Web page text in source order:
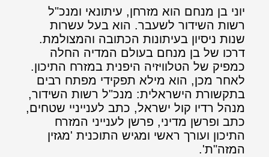
יוני בן מנחם הוא מזרחן, עיתונאי ומנכ"ל
רשות השידור לשעבר. הוא בעל עשרות
שנות ניסיון בעיתונות הכתובה והמצולמת.
דרכו של בן מנחם בעולם המדיה החלה
כמפיק של הטלוויזיה היפנית במזרח התיכון.
לאחר מכן, הוא מילא תפקידי מפתח רבים
בתקשורת הישראלית: מנכ"ל רשות השידור,
מנהל רדיו קול ישראל, כתב לענייניי שטחים,
כתב ופרשן מדיני, פרשן לענייני המזרח
התיכון ועורך ראשי ומגיש התוכנית 'מגזין
המזה"ת'.